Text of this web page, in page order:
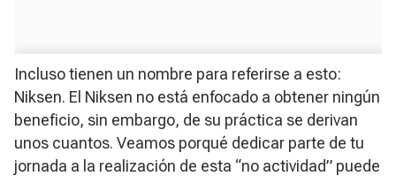
Incluso tienen un nombre para referirse a esto:
Niksen. El Niksen no está enfocado a obtener ningún
beneficio, sin embargo, de su práctica se derivan
unos cuantos. Veamos porqué dedicar parte de tu
jornada a la realización de esta “no actividad” puede